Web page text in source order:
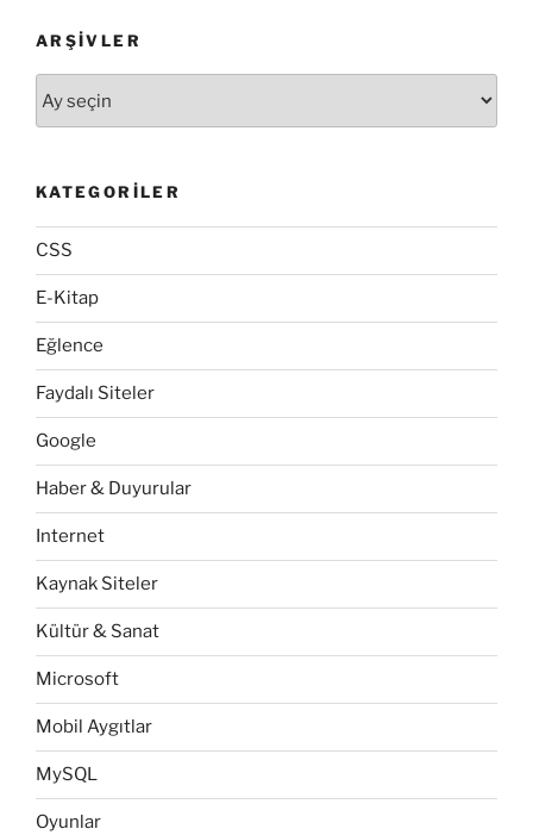
ARŞIVLER
KATEGORILER
CSS
E-Kitap
Eğlence
Faydalı Siteler
Google
Haber & Duyurular
Internet
Kaynak Siteler
Kültür & Sanat
Microsoft
Mobil Aygıtlar
MySQL
Oyunlar